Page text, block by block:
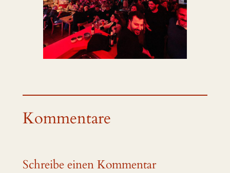
Kommentare
Schreibe einen Kommentar